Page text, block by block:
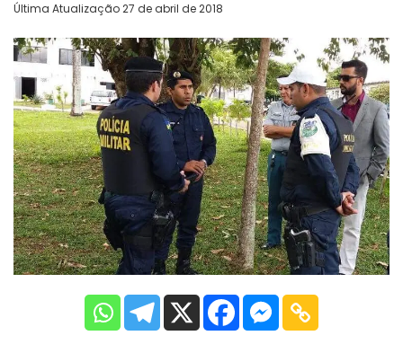
Última Atualização 27 de abril de 2018